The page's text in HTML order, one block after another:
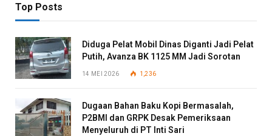
Top Posts
Diduga Pelat Mobil Dinas Diganti Jadi Pelat
Putih, Avanza BK 1125 MM Jadi Sorotan
14 MEI 2026 1,236
Dugaan Bahan Baku Kopi Bermasalah,
P2BMI dan GRPK Desak Pemeriksaan
Menyeluruh di PT Inti Sari